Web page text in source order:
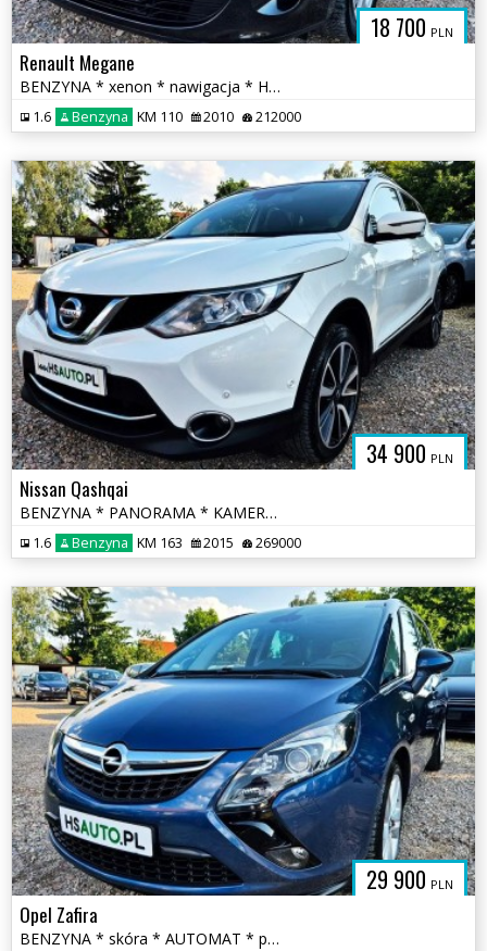
18 700 PLN
Renault Megane
BENZYNA * xenon * nawigacja * HANDS FREE * super * OKAZJA * 5 drzwi
1.6 Benzyna KM 110 2010 212000
34 900 PLN
Nissan Qashqai
BENZYNA * PANORAMA * KAMERY 360 * super * okazja * polecamy
1.6 Benzyna KM 163 2015 269000
29 900 PLN
Opel Zafira
BENZYNA * skóra * AUTOMAT * panorama * super * okazja * 170KM